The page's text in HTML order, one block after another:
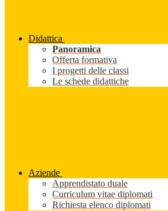
Didattica
Panoramica
Offerta formativa
I progetti delle classi
Le schede didattiche
Aziende
Apprendistato duale
Curriculum vitae diplomati
Richiesta elenco diplomati